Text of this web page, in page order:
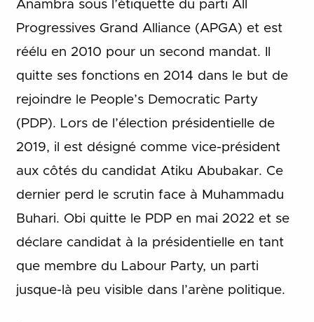
Anambra sous l’étiquette du parti All
Progressives Grand Alliance (APGA) et est
réélu en 2010 pour un second mandat. Il
quitte ses fonctions en 2014 dans le but de
rejoindre le People’s Democratic Party
(PDP). Lors de l’élection présidentielle de
2019, il est désigné comme vice-président
aux côtés du candidat Atiku Abubakar. Ce
dernier perd le scrutin face à Muhammadu
Buhari. Obi quitte le PDP en mai 2022 et se
déclare candidat à la présidentielle en tant
que membre du Labour Party, un parti
jusque-là peu visible dans l’arène politique.